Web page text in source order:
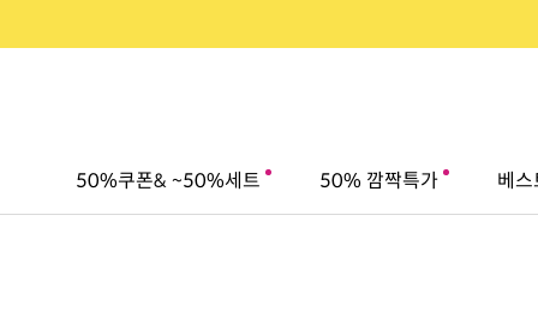
50%쿠폰& ~50%세트 50% 깜짝특가 베스